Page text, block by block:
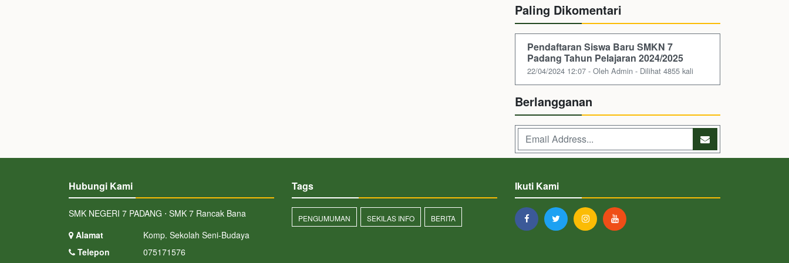
Paling Dikomentari
Pendaftaran Siswa Baru SMKN 7
Padang Tahun Pelajaran 2024/2025
22/04/2024 12:07 - Oleh Admin - Dilihat 4855 kali
Berlangganan
Hubungi Kami
SMK NEGERI 7 PADANG ⋅ SMK 7 Rancak Bana
Alamat
Komp. Sekolah Seni-Budaya
Telepon
075171576
Tags
PENGUMUMAN SEKILAS INFO BERITA
Ikuti Kami